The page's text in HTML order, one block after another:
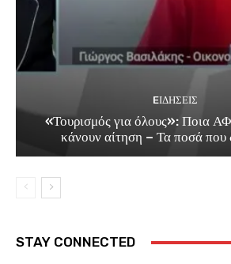
EΙΔΗΣΕΙΣ
«Τουρισμός για όλους»: Ποια
κάνουν αίτηση – Τα ποσά που
STAY CONNECTED